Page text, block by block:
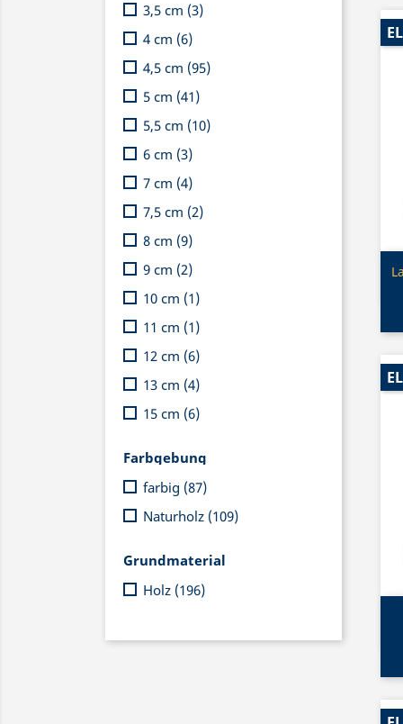
3,5 cm (3)
4 cm (6)
4,5 cm (95)
5 cm (41)
5,5 cm (10)
6 cm (3)
7 cm (4)
7,5 cm (2)
8 cm (9)
9 cm (2)
10 cm (1)
11 cm (1)
12 cm (6)
13 cm (4)
15 cm (6)
Farbgebung
farbig (87)
Naturholz (109)
Grundmaterial
Holz (196)